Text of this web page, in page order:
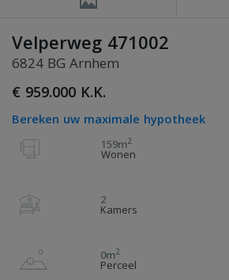
Velperweg 471002
6824 BG Arnhem
€ 959.000 K.K.
Bereken uw maximale hypotheek
159m2
Wonen
2
Kamers
0m2
Perceel